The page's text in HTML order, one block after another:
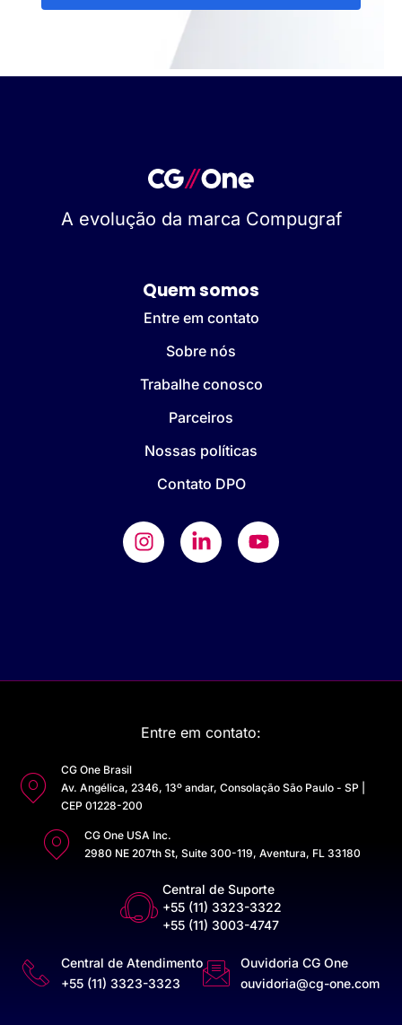
A evolução da marca Compugraf
Quem somos
Entre em contato
Sobre nós
Trabalhe conosco
Parceiros
Nossas políticas
Contato DPO
Entre em contato:
CG One Brasil
Av. Angélica, 2346, 13º andar, Consolação São Paulo - SP |
CEP 01228-200
CG One USA Inc.
2980 NE 207th St, Suite 300-119, Aventura, FL 33180
Central de Suporte
+55 (11) 3323-3322
+55 (11) 3003-4747
Central de Atendimento
+55 (11) 3323-3323
Ouvidoria CG One
ouvidoria@cg-one.com